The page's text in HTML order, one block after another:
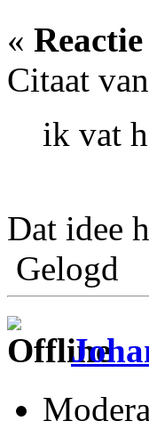
«
Citaat
ik vat
Dat idee
Gelogd